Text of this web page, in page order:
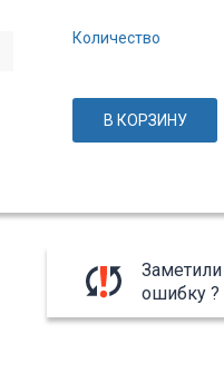
Количество
В КОРЗИНУ
Заметили
ошибку ?